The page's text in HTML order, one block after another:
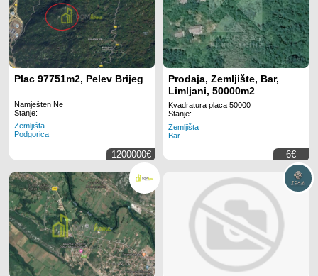
Plac 97751m2, Pelev Brijeg
Namješten Ne
Stanje:
Zemljišta
Podgorica
1200000€
Prodaja, Zemljište, Bar,
Limljani, 50000m2
Kvadratura placa 50000
Stanje:
Zemljišta
Bar
6€